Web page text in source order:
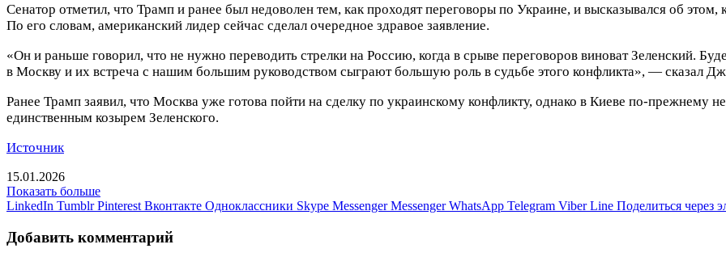
Сенатор отметил, что Трамп и ранее был недоволен тем, как проходят переговоры по Украине, и высказывался об этом,
По его словам, американский лидер сейчас сделал очередное здравое заявление.
«Он и раньше говорил, что не нужно переводить стрелки на Россию, когда в срыве переговоров виноват Зеленский.
в Москву и их встреча с нашим большим руководством сыграют большую роль в судьбе этого конфликта», — сказал
Ранее Трамп заявил, что Москва уже готова пойти на сделку по украинскому конфликту, однако в Киеве по-прежнему
единственным козырем Зеленского.
Источник
15.01.2026
Показать больше
LinkedIn Tumblr Pinterest Вконтакте Одноклассники Skype Messenger Messenger WhatsApp Telegram Viber Line Поделиться через
Добавить комментарий